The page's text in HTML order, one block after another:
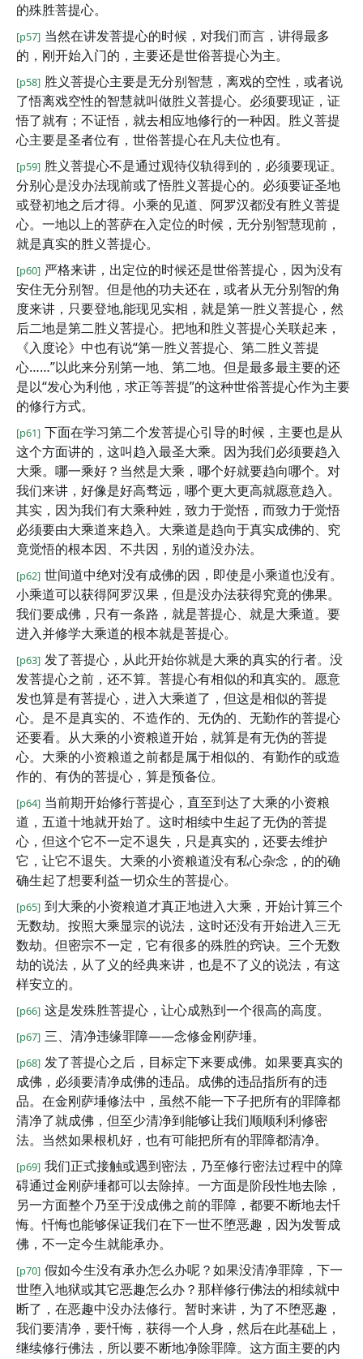
的殊胜菩提心。
[p57] 当然在讲发菩提心的时候，对我们而言，讲得最多
的，刚开始入门的，主要还是世俗菩提心为主。
[p58] 胜义菩提心主要是无分别智慧，离戏的空性，或者说
了悟离戏空性的智慧就叫做胜义菩提心。必须要现证，证
悟了就有；不证悟，就去相应地修行的一种因。胜义菩提
心主要是圣者位有，世俗菩提心在凡夫位也有。
[p59] 胜义菩提心不是通过观待仪轨得到的，必须要现证。
分别心是没办法现前或了悟胜义菩提心的。必须要证圣地
或登初地之后才得。小乘的见道、阿罗汉都没有胜义菩提
心。一地以上的菩萨在入定位的时候，无分别智慧现前，
就是真实的胜义菩提心。
[p60] 严格来讲，出定位的时候还是世俗菩提心，因为没有
安住无分别智。但是他的功夫还在，或者从无分别智的角
度来讲，只要登地,能现见实相，就是第一胜义菩提心，然
后二地是第二胜义菩提心。把地和胜义菩提心关联起来，
《入度论》中也有说“第一胜义菩提心、第二胜义菩提
心……”以此来分别第一地、第二地。但是最多最主要的还
是以“发心为利他，求正等菩提”的这种世俗菩提心作为主要
的修行方式。
[p61] 下面在学习第二个发菩提心引导的时候，主要也是从
这个方面讲的，这叫趋入最圣大乘。因为我们必须要趋入
大乘。哪一乘好？当然是大乘，哪个好就要趋向哪个。对
我们来讲，好像是好高骛远，哪个更大更高就愿意趋入。
其实，因为我们有大乘种姓，致力于觉悟，而致力于觉悟
必须要由大乘道来趋入。大乘道是趋向于真实成佛的、究
竟觉悟的根本因、不共因，别的道没办法。
[p62] 世间道中绝对没有成佛的因，即使是小乘道也没有。
小乘道可以获得阿罗汉果，但是没办法获得究竟的佛果。
我们要成佛，只有一条路，就是菩提心、就是大乘道。要
进入并修学大乘道的根本就是菩提心。
[p63] 发了菩提心，从此开始你就是大乘的真实的行者。没
发菩提心之前，还不算。菩提心有相似的和真实的。愿意
发也算是有菩提心，进入大乘道了，但这是相似的菩提
心。是不是真实的、不造作的、无伪的、无勤作的菩提心
还要看。从大乘的小资粮道开始，就算是有无伪的菩提
心。大乘的小资粮道之前都是属于相似的、有勤作的或造
作的、有伪的菩提心，算是预备位。
[p64] 当前期开始修行菩提心，直至到达了大乘的小资粮
道，五道十地就开始了。这时相续中生起了无伪的菩提
心，但这个它不一定不退失，只是真实的，还要去维护
它，让它不退失。大乘的小资粮道没有私心杂念，的的确
确生起了想要利益一切众生的菩提心。
[p65] 到大乘的小资粮道才真正地进入大乘，开始计算三个
无数劫。按照大乘显宗的说法，这时还没有开始进入三无
数劫。但密宗不一定，它有很多的殊胜的窍诀。三个无数
劫的说法，从了义的经典来讲，也是不了义的说法，有这
样安立的。
[p66] 这是发殊胜菩提心，让心成熟到一个很高的高度。
[p67] 三、清净违缘罪障——念修金刚萨埵。
[p68] 发了菩提心之后，目标定下来要成佛。如果要真实的
成佛，必须要清净成佛的违品。成佛的违品指所有的违
品。在金刚萨埵修法中，虽然不能一下子把所有的罪障都
清净了就成佛，但至少清净到能够让我们顺顺利利修密
法。当然如果根机好，也有可能把所有的罪障都清净。
[p69] 我们正式接触或遇到密法，乃至修行密法过程中的障
碍通过金刚萨埵都可以去除掉。一方面是阶段性地去除，
另一方面整个乃至于没成佛之前的罪障，都要不断地去忏
悔。忏悔也能够保证我们在下一世不堕恶趣，因为发誓成
佛，不一定今生就能承办。
[p70] 假如今生没有承办怎么办呢？如果没清净罪障，下一
世堕入地狱或其它恶趣怎么办？那样修行佛法的相续就中
断了，在恶趣中没办法修行。暂时来讲，为了不堕恶趣，
我们要清净，要忏悔，获得一个人身，然后在此基础上，
继续修行佛法，所以要不断地净除罪障。这方面主要的内